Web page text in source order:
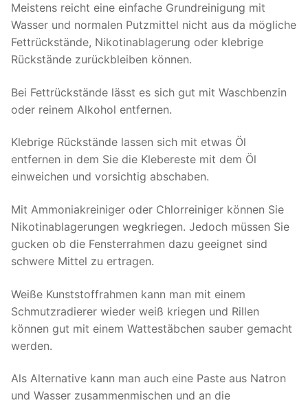
Meistens reicht eine einfache Grundreinigung mit
Wasser und normalen Putzmittel nicht aus da mögliche
Fettrückstände, Nikotinablagerung oder klebrige
Rückstände zurückbleiben können.
Bei Fettrückstände lässt es sich gut mit Waschbenzin
oder reinem Alkohol entfernen.
Klebrige Rückstände lassen sich mit etwas Öl
entfernen in dem Sie die Klebereste mit dem Öl
einweichen und vorsichtig abschaben.
Mit Ammoniakreiniger oder Chlorreiniger können Sie
Nikotinablagerungen wegkriegen. Jedoch müssen Sie
gucken ob die Fensterrahmen dazu geeignet sind
schwere Mittel zu ertragen.
Weiße Kunststoffrahmen kann man mit einem
Schmutzradierer wieder weiß kriegen und Rillen
können gut mit einem Wattestäbchen sauber gemacht
werden.
Als Alternative kann man auch eine Paste aus Natron
und Wasser zusammenmischen und an die